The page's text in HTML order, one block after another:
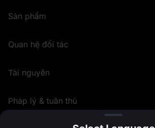
Sản phẩm
Quan hệ đối tác
Tài nguyên
Pháp lý & tuân thủ